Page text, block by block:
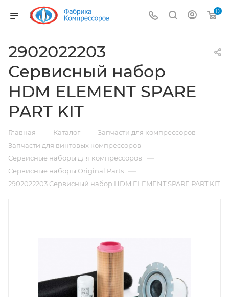
0
2902022203
Сервисный набор
HDM ELEMENT SPARE
PART KIT
Главная — Каталог — Запчасти для компрессоров —
Запчасти для винтовых компрессоров —
Сервисные наборы для компрессоров —
Сервисные наборы Original Parts —
2902022203 Сервисный набор HDM ELEMENT SPARE PART KIT